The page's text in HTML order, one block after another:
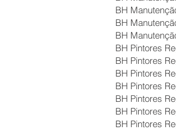
BH
BH
BH
BH Pintores
BH Pintores
BH Pintores
BH Pintores
BH Pintores
BH Pintores
BH Pintores